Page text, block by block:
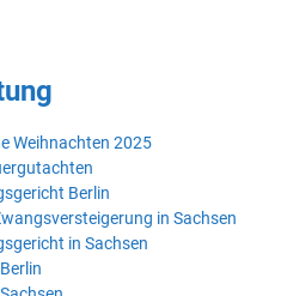
Weihnachten 2025
Berlin
in Sachsen
in Sachsen